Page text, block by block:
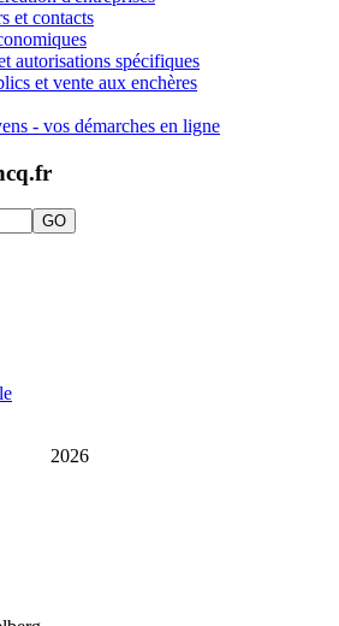
et contacts
autorisations spécifiques
et vente aux enchères
- vos démarches en ligne
2026